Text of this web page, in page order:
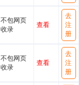
不包网页
收录
查看
去
注
册
不包网页
收录
查看
去
注
册